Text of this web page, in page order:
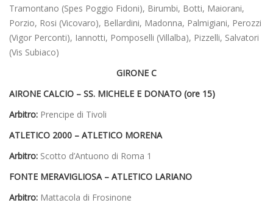
Tramontano (Spes Poggio Fidoni), Birumbi, Botti, Maiorani,
Porzio, Rosi (Vicovaro), Bellardini, Madonna, Palmigiani, Perozzi
(Vigor Perconti), Iannotti, Pomposelli (Villalba), Pizzelli, Salvatori
(Vis Subiaco)
GIRONE C
AIRONE CALCIO – SS. MICHELE E DONATO (ore 15)
Arbitro: Prencipe di Tivoli
ATLETICO 2000 – ATLETICO MORENA
Arbitro: Scotto d’Antuono di Roma 1
FONTE MERAVIGLIOSA – ATLETICO LARIANO
Arbitro: Mattacola di Frosinone